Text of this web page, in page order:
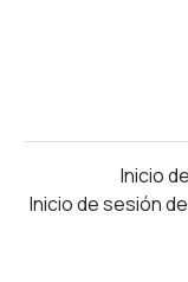
Inicio
Inicio de sesión